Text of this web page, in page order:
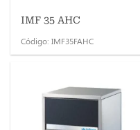
IMF 35 AHC
Código: IMF35FAHC